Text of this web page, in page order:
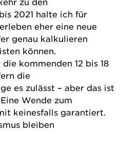
2021 halte ich für
eher eine neue
genau kalkulieren
können.
kommenden 12 bis 18
die
es zulässt – aber das ist
Wende zum
keinesfalls garantiert.
bleiben